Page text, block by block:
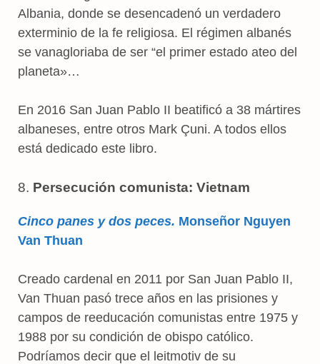
Albania, donde se desencadenó un verdadero
exterminio de la fe religiosa. El régimen albanés
se vanagloriaba de ser “el primer estado ateo del
planeta»…
En 2016 San Juan Pablo II beatificó a 38 mártires
albaneses, entre otros Mark Çuni. A todos ellos
está dedicado este libro.
8. Persecución comunista: Vietnam
Cinco panes y dos peces. Monseñor Nguyen
Van Thuan
Creado cardenal en 2011 por San Juan Pablo II,
Van Thuan pasó trece años en las prisiones y
campos de reeducación comunistas entre 1975 y
1988 por su condición de obispo católico.
Podríamos decir que el leitmotiv de su